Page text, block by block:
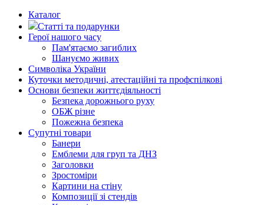
Каталог
Статті та подарунки
Герої нашого часу
Пам'ятаємо загиблих
Шануємо живих
Символіка України
Куточки методичні, атестаційні та профспілкові
Основи безпеки життєдіяльності
Безпека дорожнього руху
ОБЖ різне
Пожежна безпека
Супутні товари
Банери
Емблеми для груп та ДНЗ
Заголовки
Зростоміри
Картини на стіну
Композиції зі стендів